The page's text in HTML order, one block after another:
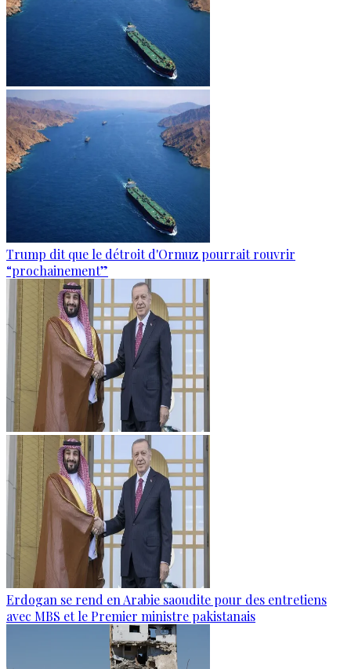
Trump dit que le détroit d'Ormuz pourrait rouvrir
“prochainement”
Erdogan se rend en Arabie saoudite pour des entretiens
avec MBS et le Premier ministre pakistanais